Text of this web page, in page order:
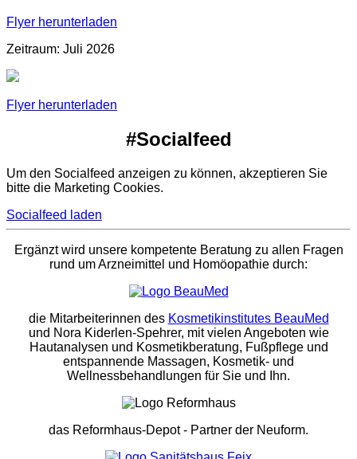
Flyer herunterladen
Zeitraum: Juli 2026
Flyer herunterladen
#Socialfeed
Um den Socialfeed anzeigen zu können, akzeptieren Sie
bitte die Marketing Cookies.
Socialfeed laden
Ergänzt wird unsere kompetente Beratung zu allen Fragen
rund um Arzneimittel und Homöopathie durch:
die Mitarbeiterinnen des Kosmetikinstitutes BeauMed
und Nora Kiderlen-Spehrer, mit vielen Angeboten wie
Hautanalysen und Kosmetikberatung, Fußpflege und
entspannende Massagen, Kosmetik- und
Wellnessbehandlungen für Sie und Ihn.
das Reformhaus-Depot- Partner der Neuform.